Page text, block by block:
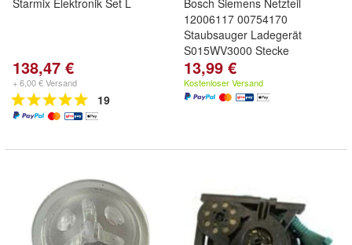
Starmix Elektronik Set L
138,47 €
+ 6,00 € Versand
19
Bosch Siemens Netzteil
12006117 00754170
Staubsauger Ladegerät
S015WV3000 Stecke
13,99 €
Kostenloser Versand